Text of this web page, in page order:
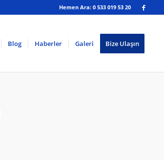
Hemen Ara: 0 533 019 53 20
Blog Haberler Galeri Bize Ulaşın